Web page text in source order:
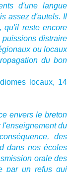
d'une langue
assez d'autels. Il
qu'il reste encore
distraire
ou locaux
du bon
locaux, 14
envers le breton
l'enseignement du
des
dans nos écoles
orale des
par un refus qui